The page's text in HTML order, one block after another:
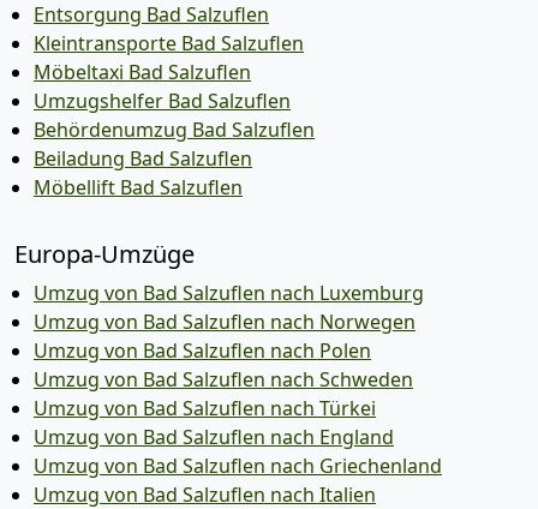
Entsorgung Bad Salzuflen
Kleintransporte Bad Salzuflen
Möbeltaxi Bad Salzuflen
Umzugshelfer Bad Salzuflen
Behördenumzug Bad Salzuflen
Beiladung Bad Salzuflen
Möbellift Bad Salzuflen
Europa-Umzüge
Umzug von Bad Salzuflen nach Luxemburg
Umzug von Bad Salzuflen nach Norwegen
Umzug von Bad Salzuflen nach Polen
Umzug von Bad Salzuflen nach Schweden
Umzug von Bad Salzuflen nach Türkei
Umzug von Bad Salzuflen nach England
Umzug von Bad Salzuflen nach Griechenland
Umzug von Bad Salzuflen nach Italien